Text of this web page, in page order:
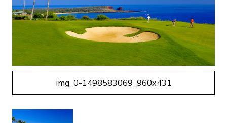
img_0-1498583069_960x431